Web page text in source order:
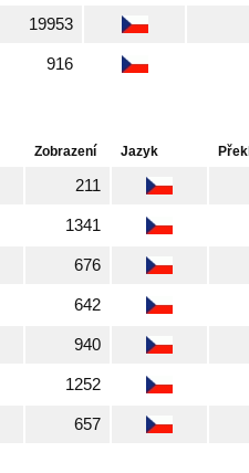
19953
916
Zobrazení Jazyk
211
1341
676
642
940
1252
657